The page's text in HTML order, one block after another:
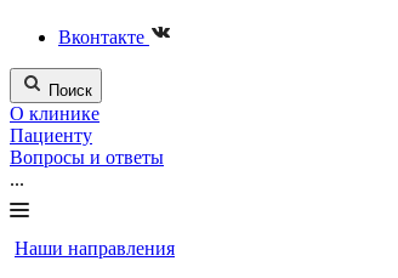
Вконтакте
Поиск
О клинике
Пациенту
Вопросы и ответы
...
Наши направления